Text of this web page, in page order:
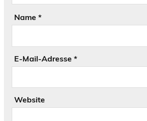
Name *
E-Mail-Adresse *
Website